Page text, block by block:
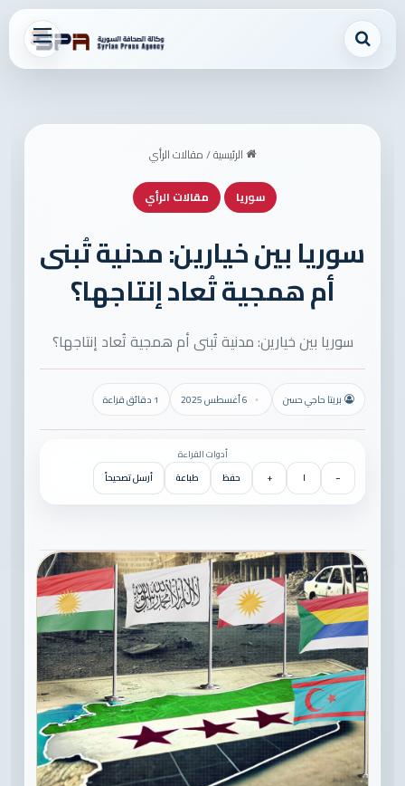
القائمة بحث عن
الرئيسية/مقالات الرأي
سوريا مقالات الرأي
سوريا بين خيارين: مدنية تُبنى
أم همجية تُعاد إنتاجها؟
سوريا بين خيارين: مدنية تُبنى أم همجية تُعاد إنتاجها؟
بريتا حاجي حسن 6 أغسطس 2025 1 دقائق قراءة
أدوات القراءة
−
١ + حفظ طباعة أرسل تصحيحاً